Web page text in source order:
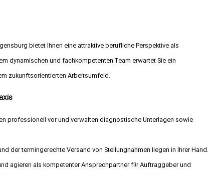
bietet Ihnen eine attraktive berufliche Perspektive als
dynamischen und fachkompetenten Team erwartet Sie ein
zukunftsorientierten Arbeitsumfeld.
professionell vor und verwalten diagnostische Unterlagen sowie
der termingerechte Versand von Stellungnahmen liegen in Ihrer Hand.
agieren als kompetenter Ansprechpartner für Auftraggeber und